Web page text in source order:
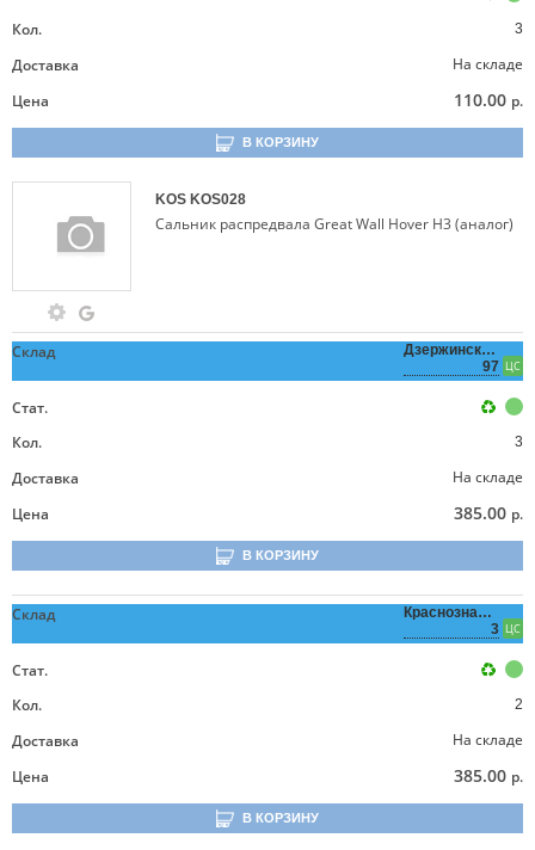
Кол.
3
Доставка
На складе
Цена
110.00 р.
В КОРЗИНУ
KOS KOS028
Сальник распредвала Great Wall Hover H3 (аналог)
Склад
Дзержинского,
97 ЦС
Стат.
Кол.
3
Доставка
На складе
Цена
385.00 р.
В КОРЗИНУ
Склад
Краснознаменная,
3 ЦС
Стат.
Кол.
2
Доставка
На складе
Цена
385.00 р.
В КОРЗИНУ